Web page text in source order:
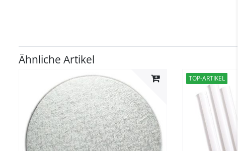
Ähnliche Artikel
TOP-ARTIKEL